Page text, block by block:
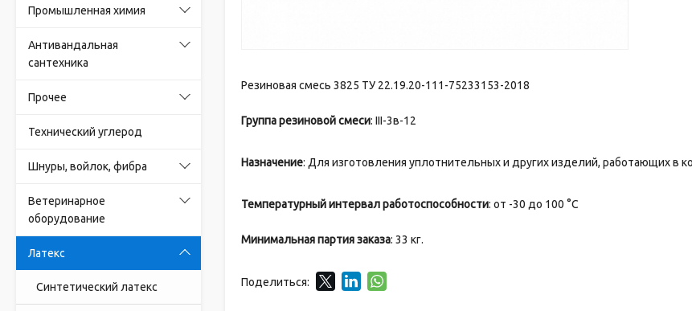
Промышленная химия
Антивандальная
сантехника
Прочее
Технический углерод
Шнуры, войлок, фибра
Ветеринарное
оборудование
Латекс
Синтетический латекс
Резиновая смесь 3825 ТУ 22.19.20-111-75233153-2018
Группа резиновой смеси: III-3в-12
Назначение: Для изготовления уплотнительных и других изделий, работающих в
Температурный интервал работоспособности: от -30 до 100 °С
Минимальная партия заказа: 33 кг.
Поделиться: